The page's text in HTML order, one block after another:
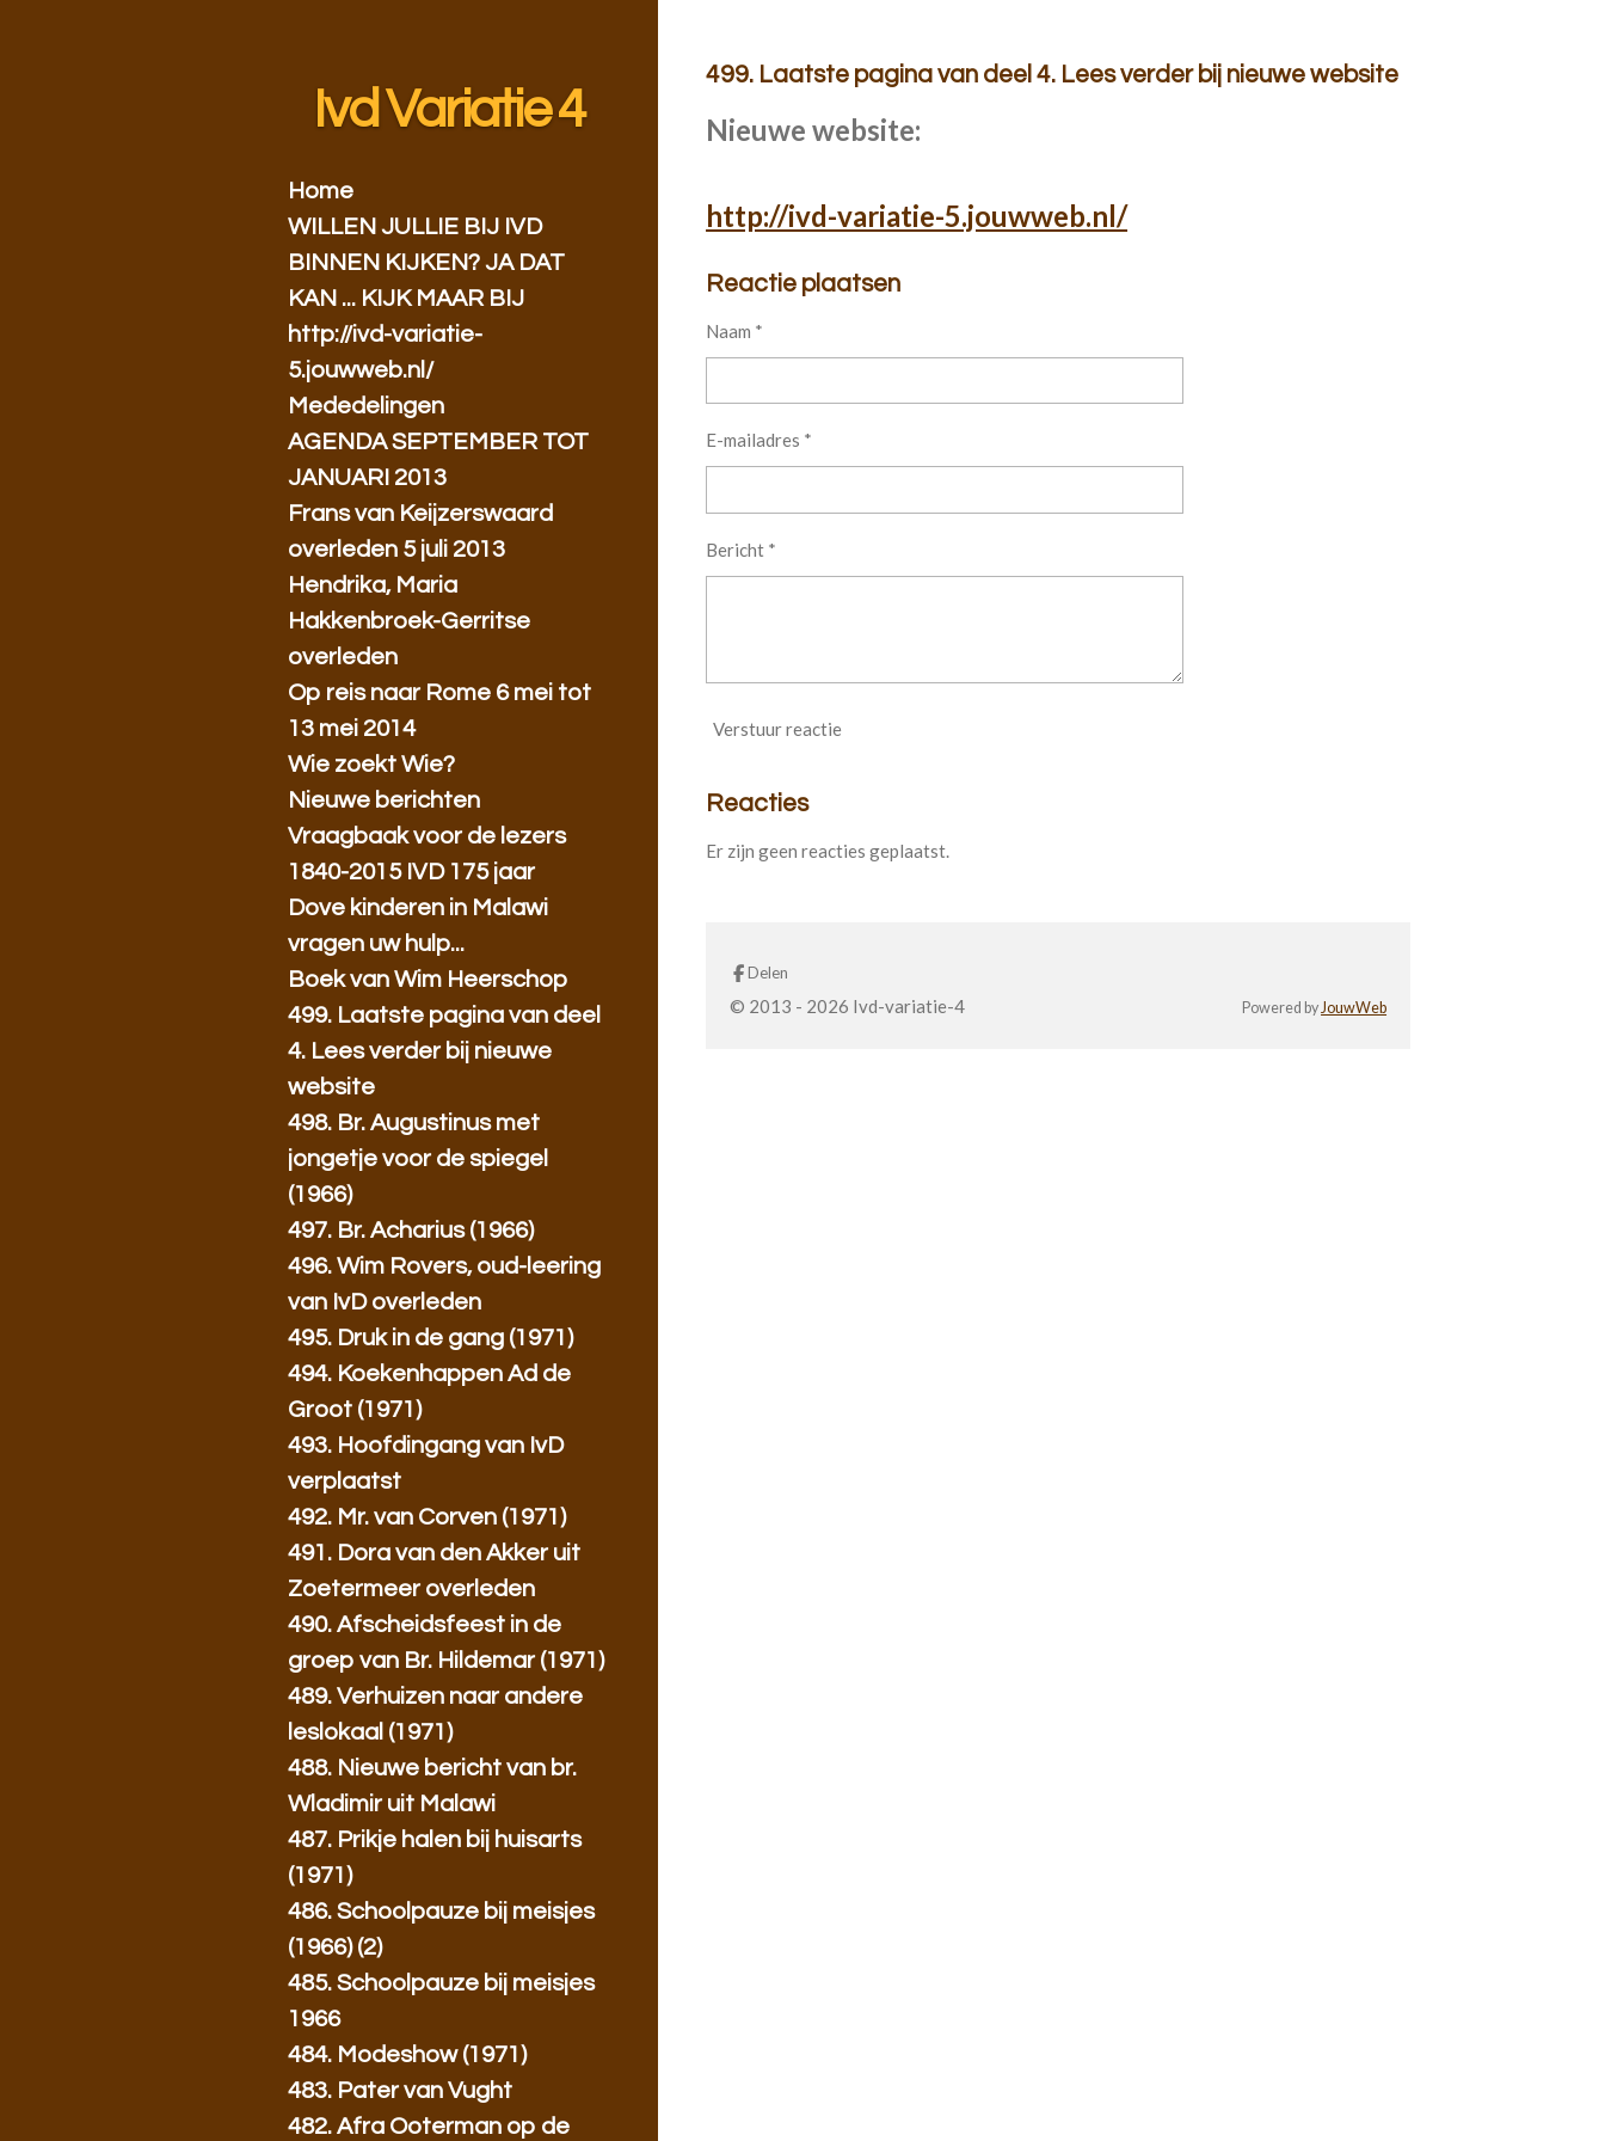
499. Laatste pagina van deel 4. Lees verder bij nieuwe website
Nieuwe website:
http://ivd-variatie-5.jouwweb.nl/
Reactie plaatsen
Naam *
E-mailadres *
Bericht *
Verstuur reactie
Reacties
Er zijn geen reacties geplaatst.
Delen
© 2013 - 2026 Ivd-variatie-4 Powered byJouwWeb
Ivd Variatie 4
Home
WILLEN JULLIE BIJ IVD
BINNEN KIJKEN? JA DAT
KAN ... KIJK MAAR BIJ
http://ivd-variatie-
5.jouwweb.nl/
Mededelingen
AGENDA SEPTEMBER TOT
JANUARI 2013
Frans van Keijzerswaard
overleden 5 juli 2013
Hendrika, Maria
Hakkenbroek-Gerritse
overleden
Op reis naar Rome 6 mei tot
13 mei 2014
Wie zoekt Wie?
Nieuwe berichten
Vraagbaak voor de lezers
1840-2015 IVD 175 jaar
Dove kinderen in Malawi
vragen uw hulp...
Boek van Wim Heerschop
499. Laatste pagina van deel
4. Lees verder bij nieuwe
website
498. Br. Augustinus met
jongetje voor de spiegel
(1966)
497. Br. Acharius (1966)
496. Wim Rovers, oud-leering
van IvD overleden
495. Druk in de gang (1971)
494. Koekenhappen Ad de
Groot (1971)
493. Hoofdingang van IvD
verplaatst
492. Mr. van Corven (1971)
491. Dora van den Akker uit
Zoetermeer overleden
490. Afscheidsfeest in de
groep van Br. Hildemar (1971)
489. Verhuizen naar andere
leslokaal (1971)
488. Nieuwe bericht van br.
Wladimir uit Malawi
487. Prikje halen bij huisarts
(1971)
486. Schoolpauze bij meisjes
(1966) (2)
485. Schoolpauze bij meisjes
1966
484. Modeshow (1971)
483. Pater van Vught
482. Afra Ooterman op de